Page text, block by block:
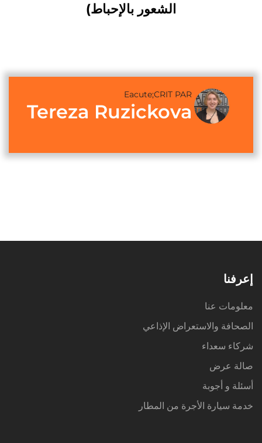
الشعور بالإحباط)
Eacute;CRIT PAR
Tereza Ruzickova
إعرفنا
معلومات عنا
الصحافة والاستعراض الإذاعي
شركاء سعداء
صالة عرض
أسئلة و أجوبة
خدمة سيارة الأجرة من المطار